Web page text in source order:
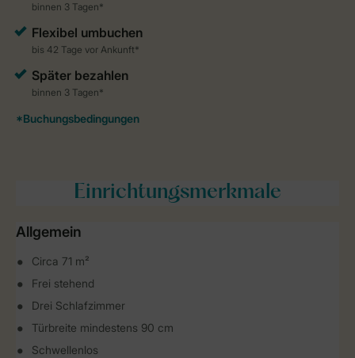
Einrichtungsmerkmale
Allgemein
Circa 71 m²
Frei stehend
Drei Schlafzimmer
Türbreite mindestens 90 cm
Schwellenlos